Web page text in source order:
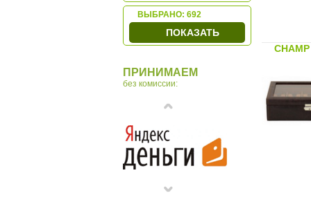
ВЫБРАНО: 692
ПОКАЗАТЬ
ПРИНИМАЕМ
без комиссии: